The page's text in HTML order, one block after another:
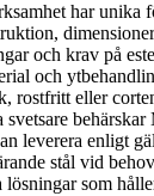
har unika
och krav på
och
rostfritt eller
svetsare
leverera enligt
stål vid
som